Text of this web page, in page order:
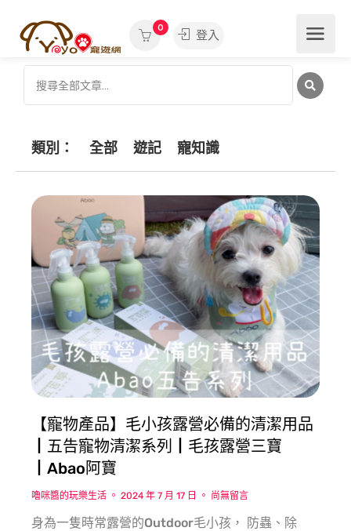
0
登入
類別： 全部 遊記 寵知識
【寵物產品】毛小孩露營必備的清潔用品
┃五告寵物清潔系列┃毛孩露營三寶
┃Abao阿寶
嚕咪醬的玩樂生活 2024 年 7 月 17 日 尚無留言
身為一隻時常露營的Outdoor毛小孩， 防蟲、除